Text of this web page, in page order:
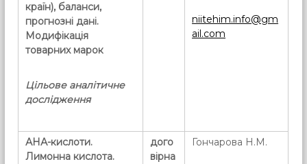
країн), баланси,
прогнозні дані.
Модифікація
товарних марок
Цільове аналітичне
дослідження
niitehim.info@gm
ail.com
АНА-кислоти.
Лимонна кислота.
дого
вірна
Гончарова Н.М.